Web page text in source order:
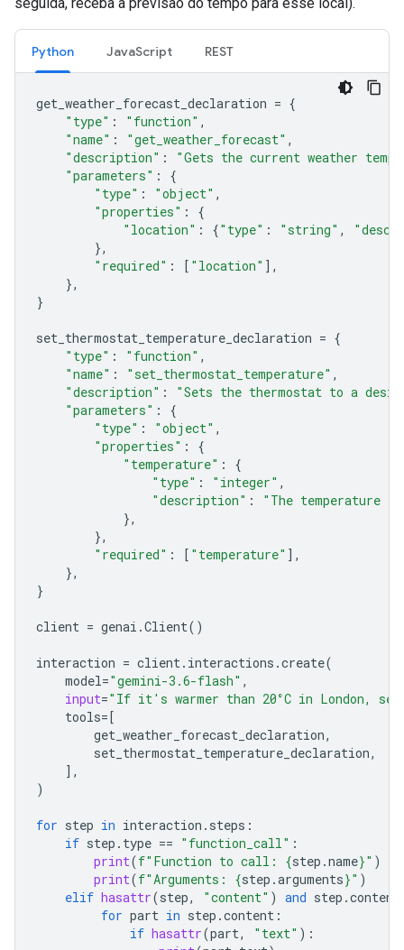
Python JavaScript REST
get_weather_forecast_declaration = {
"type" : "function" ,
"name" : "get_weather_forecast" ,
"description" :
"Gets the current weather
"parameters" :
{
"type" : "object" ,
"properties" :
{
"location" : {"type" : "string" ,
},
"required" : [ "location" ],
},
}
set_thermostat_temperature_declaration = {
"type" : "function" ,
"name" : "set_thermostat_temperature" ,
"description" :
"Sets the thermostat to a
"parameters" :
{
"type" : "object" ,
"properties" :
{
"temperature" :
{
"type" : "integer" ,
"description" :
"The temperature
},
},
"required" : [ "temperature" ],
},
}
client = genai .Client()
interaction = client. interactions .create(
model="gemini-3.6-flash" ,
input="If it's warmer than 20°C in London,
tools= [
get_weather_forecast_declaration,
set_thermostat_temperature_declaration,
],
)
for step in interaction . steps :
if step . type == "function_call" :
print(f"Function to call: {step .name}" )
print(f"Arguments: {step .arguments}" )
elif hasattr(step, "content" ) and step .content
for part in step .content :
if hasattr(part, "text" ):